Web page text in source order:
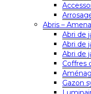
Abris –
Abri de
Abri de
Abri de
Coffres
Gazon